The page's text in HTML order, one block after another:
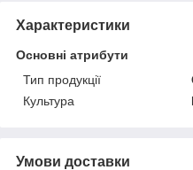
Характеристики
Основні атрибути
Тип продукції
Культура
Умови доставки